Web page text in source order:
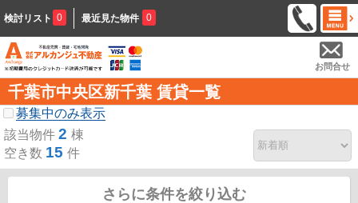
検討リスト 0 最近見た物件 0
お問合せ
千葉市中央区新千葉 賃貸一覧
募集中のみ表示
該当物件 2 棟
空き数 15 件
さらに条件を絞り込む